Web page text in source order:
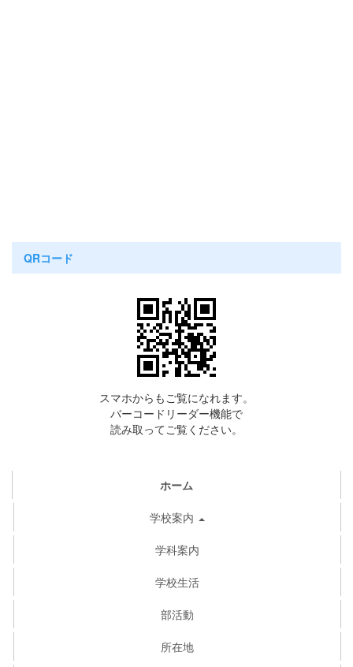
QRコード
スマホからもご覧になれます。
バーコードリーダー機能で
読み取ってご覧ください。
ホーム
学校案内
学科案内
学校生活
部活動
所在地